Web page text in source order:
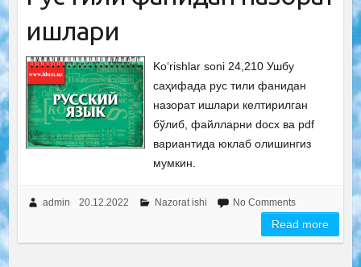
ишлари
Ko‘rishlar soni 24,210 Ушбу
саҳифада рус тили фанидан
назорат ишлари келтирилган
бўлиб, файлларни docx ва pdf
вариантида юклаб олишингиз
мумкин.
admin 20.12.2022 Nazorat ishi No Comments
Read more